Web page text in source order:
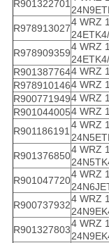
R901322701
R978913027
4 WRZ
R978909359
4 WRZ
R9013877644 WRZ
R9789101464 WRZ
R9007719494 WRZ
R9010440054 WRZ
R901186191
4 WRZ
R901376850
4 WRZ
R901047720
4 WRZ
R900737932
4 WRZ
R901327803
4 WRZ